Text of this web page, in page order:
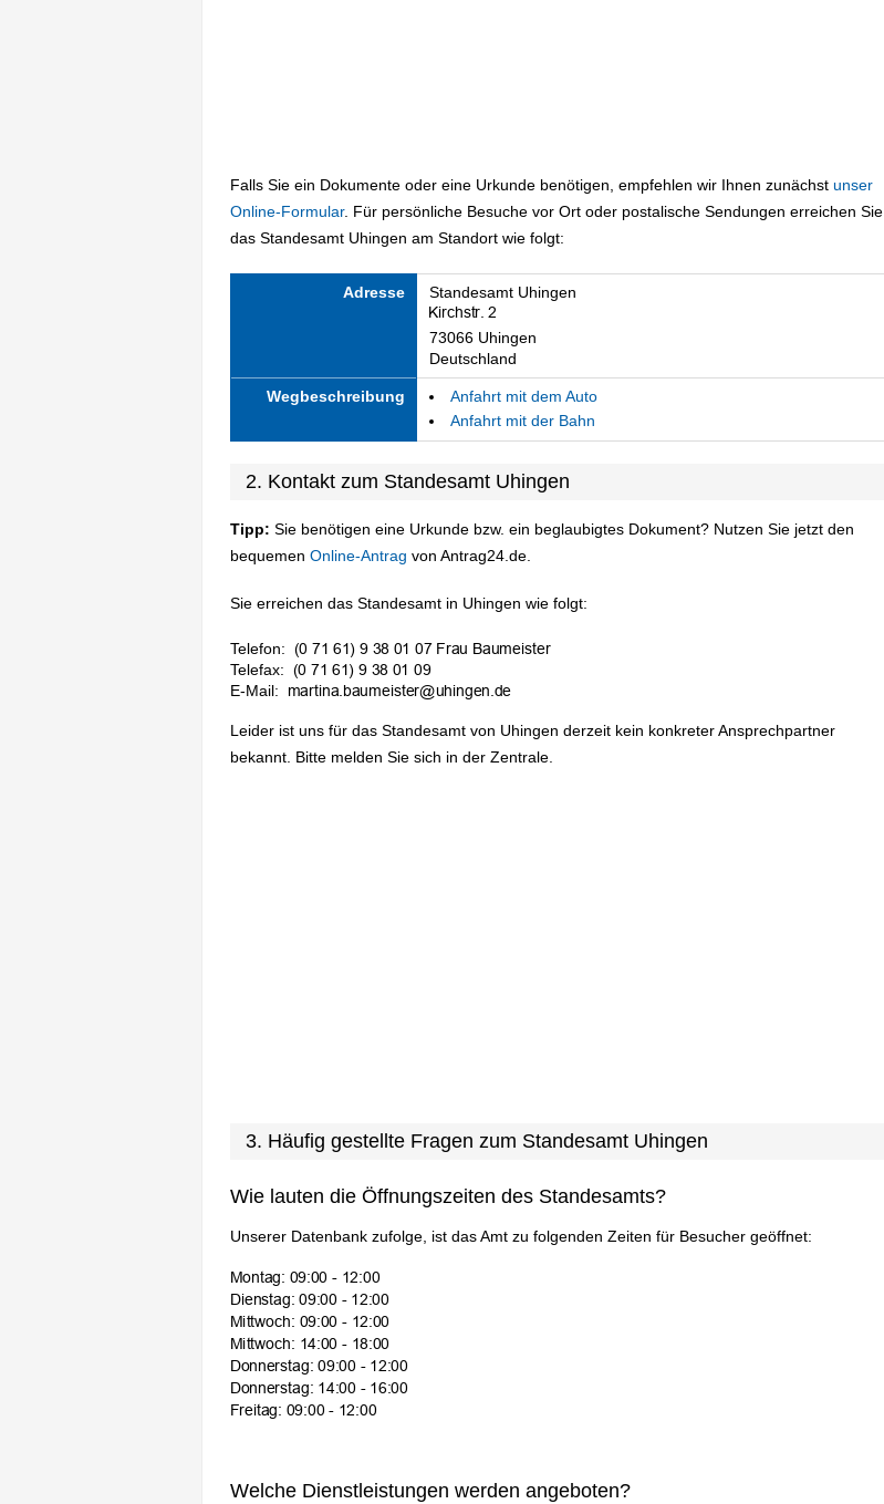
Falls Sie ein Dokumente oder eine Urkunde benötigen, empfehlen wir Ihnen zunächst unser
Online-Formular. Für persönliche Besuche vor Ort oder postalische Sendungen erreichen Sie
das Standesamt Uhingen am Standort wie folgt:
Adresse Standesamt Uhingen
73066 Uhingen
Deutschland
Wegbeschreibung
Anfahrt mit dem Auto
Anfahrt mit der Bahn
2. Kontakt zum Standesamt Uhingen
Tipp: Sie benötigen eine Urkunde bzw. ein beglaubigtes Dokument? Nutzen Sie jetzt den
bequemen Online-Antrag von Antrag24.de.
Sie erreichen das Standesamt in Uhingen wie folgt:
Telefon:
Telefax:
E-Mail:
Leider ist uns für das Standesamt von Uhingen derzeit kein konkreter Ansprechpartner
bekannt. Bitte melden Sie sich in der Zentrale.
3. Häufig gestellte Fragen zum Standesamt Uhingen
Wie lauten die Öffnungszeiten des Standesamts?
Unserer Datenbank zufolge, ist das Amt zu folgenden Zeiten für Besucher geöffnet:
Welche Dienstleistungen werden angeboten?